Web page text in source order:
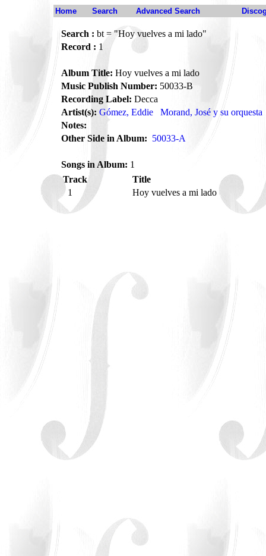
Home Search Advanced Search
Search : bt = "Hoy vuelves a mi lado"
Record : 1
Album Title: Hoy vuelves a mi lado
Music Publish Number: 50033-B
Recording Label: Decca
Artist(s): Gómez, Eddie
Morand, José y su orquesta
Notes:
Other Side in Album: 50033-A
Songs in Album: 1
Track
Title
1
Hoy vuelves a mi lado